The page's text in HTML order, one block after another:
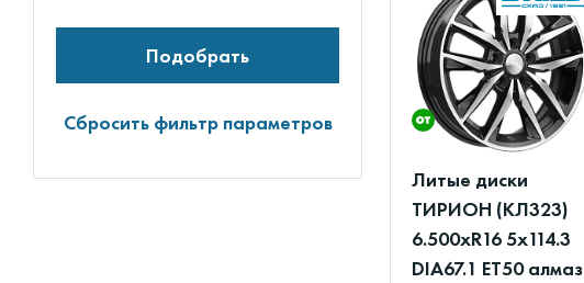
Подобрать
Сбросить фильтр параметров
Литые диски
ТИРИОН (КЛ323)
6.500xR16 5x114.3
DIA67.1 ET50 алмаз